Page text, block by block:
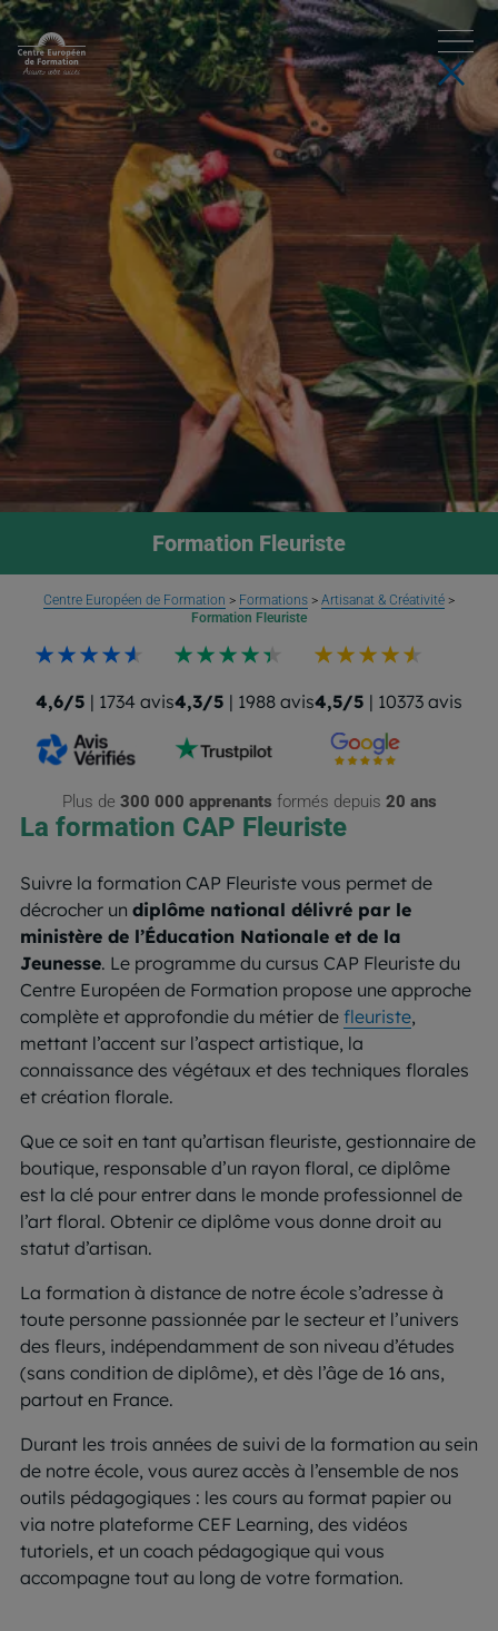
Formation Fleuriste
Centre Européen de Formation > Formations > Artisanat & Créativité >
Formation Fleuriste
4,6/5 | 1734 avis4,3/5 | 1988 avis4,5/5 | 10373 avis
Plus de 300 000 apprenants formés depuis 20 ans
La formation CAP Fleuriste
Suivre la formation CAP Fleuriste vous permet de
décrocher un diplôme national délivré par le
ministère de l’Éducation Nationale et de la
Jeunesse. Le programme du cursus CAP Fleuriste du
Centre Européen de Formation propose une approche
complète et approfondie du métier de fleuriste,
mettant l’accent sur l’aspect artistique, la
connaissance des végétaux et des techniques florales
et création florale.
Que ce soit en tant qu’artisan fleuriste, gestionnaire de
boutique, responsable d’un rayon floral, ce diplôme
est la clé pour entrer dans le monde professionnel de
l’art floral. Obtenir ce diplôme vous donne droit au
statut d’artisan.
La formation à distance de notre école s’adresse à
toute personne passionnée par le secteur et l’univers
des fleurs, indépendamment de son niveau d’études
(sans condition de diplôme), et dès l’âge de 16 ans,
partout en France.
Durant les trois années de suivi de la formation au sein
de notre école, vous aurez accès à l’ensemble de nos
outils pédagogiques : les cours au format papier ou
via notre plateforme CEF Learning, des vidéos
tutoriels, et un coach pédagogique qui vous
accompagne tout au long de votre formation.